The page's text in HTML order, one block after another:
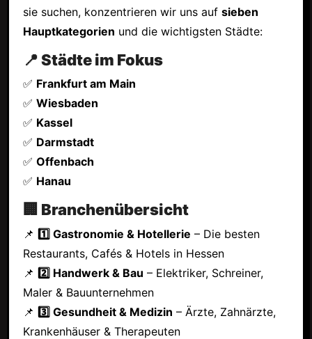
sie suchen, konzentrieren wir uns auf sieben
Hauptkategorien und die wichtigsten Städte:
📍 Städte im Fokus
✅ Frankfurt am Main
✅ Wiesbaden
✅ Kassel
✅ Darmstadt
✅ Offenbach
✅ Hanau
🏢 Branchenübersicht
📌 1️⃣ Gastronomie & Hotellerie – Die besten
Restaurants, Cafés & Hotels in Hessen
📌 2️⃣ Handwerk & Bau – Elektriker, Schreiner,
Maler & Bauunternehmen
📌 3️⃣ Gesundheit & Medizin – Ärzte, Zahnärzte,
Krankenhäuser & Therapeuten